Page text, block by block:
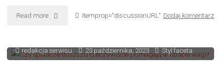
Read more "Najlepsze
na
itemprop="discussionURL" Dodaj komentarz
redakcja serwisu 23 października, 2023 Styl faceta